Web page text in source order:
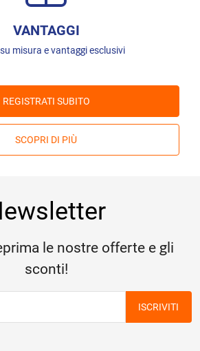
VANTAGGI
misura e vantaggi esclusivi
REGISTRATI SUBITO
SCOPRI DI PIÙ
le nostre offerte e gli
sconti!
ISCRIVITI